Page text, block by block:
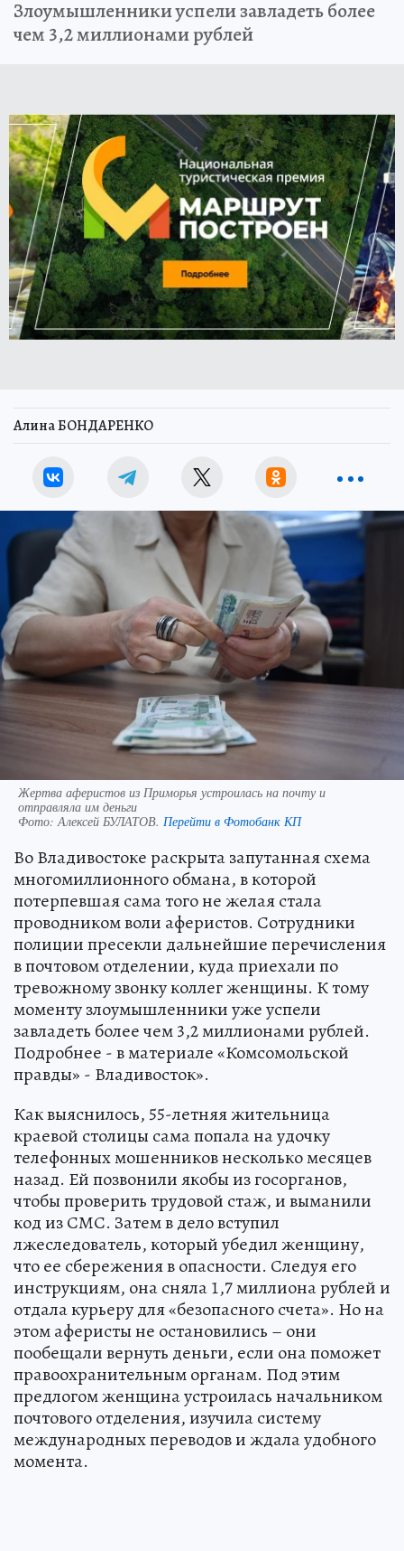
Злоумышленники успели завладеть более
чем 3,2 миллионами рублей
Алина БОНДАРЕНКО
Жертва аферистов из Приморья устроилась на почту и
отправляла им деньги
Фото: Алексей БУЛАТОВ. Перейти в Фотобанк КП
Во Владивостоке раскрыта запутанная схема
многомиллионного обмана, в которой
потерпевшая сама того не желая стала
проводником воли аферистов. Сотрудники
полиции пресекли дальнейшие перечисления
в почтовом отделении, куда приехали по
тревожному звонку коллег женщины. К тому
моменту злоумышленники уже успели
завладеть более чем 3,2 миллионами рублей.
Подробнее - в материале «Комсомольской
правды» - Владивосток».
Как выяснилось, 55-летняя жительница
краевой столицы сама попала на удочку
телефонных мошенников несколько месяцев
назад. Ей позвонили якобы из госорганов,
чтобы проверить трудовой стаж, и выманили
код из СМС. Затем в дело вступил
лжеследователь, который убедил женщину,
что ее сбережения в опасности. Следуя его
инструкциям, она сняла 1,7 миллиона рублей и
отдала курьеру для «безопасного счета». Но на
этом аферисты не остановились – они
пообещали вернуть деньги, если она поможет
правоохранительным органам. Под этим
предлогом женщина устроилась начальником
почтового отделения, изучила систему
международных переводов и ждала удобного
момента.